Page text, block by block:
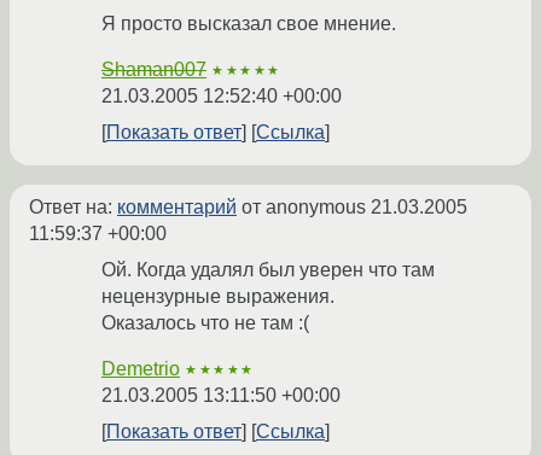
Я просто высказал свое мнение.
Shaman007 ★★★★★
21.03.2005 12:52:40 +00:00
Показать ответ
Ссылка
Ответ на: комментарий от anonymous 21.03.2005
11:59:37 +00:00
Ой. Когда удалял был уверен что там
нецензурные выражения.
Оказалось что не там :(
Demetrio ★★★★★
21.03.2005 13:11:50 +00:00
Показать ответ
Ссылка